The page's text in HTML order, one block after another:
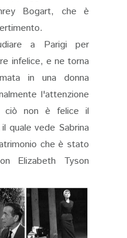
Bogart, che è
a Parigi per
infelice, e ne torna
in una donna
l'attenzione
ciò non è felice il
quale vede Sabrina
che è stato
Elizabeth Tyson